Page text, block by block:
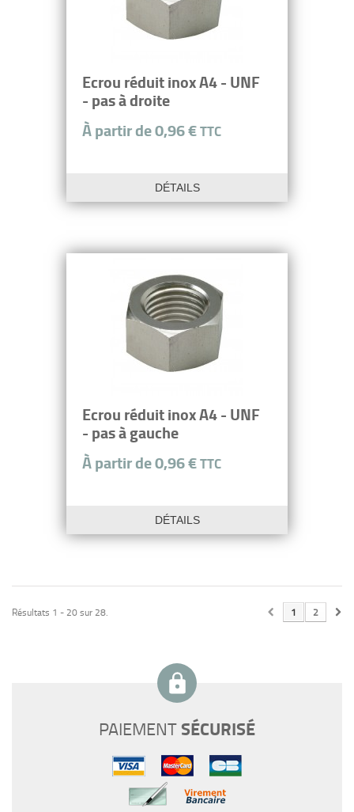
Ecrou réduit inox A4 - UNF
- pas à droite
À partir de 0,96 €TTC
DÉTAILS
Ecrou réduit inox A4 - UNF
- pas à gauche
À partir de 0,96 €TTC
DÉTAILS
Résultats 1 - 20 sur 28. 1 2
PAIEMENTSÉCURISÉ